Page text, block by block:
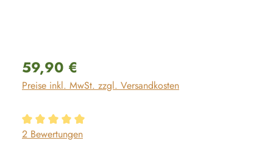
Regulärer Preis:
59,90 €
Preise inkl. MwSt. zzgl. Versandkosten
Durchschnittliche Bewertung von 5 von 5 Sternen
2 Bewertungen